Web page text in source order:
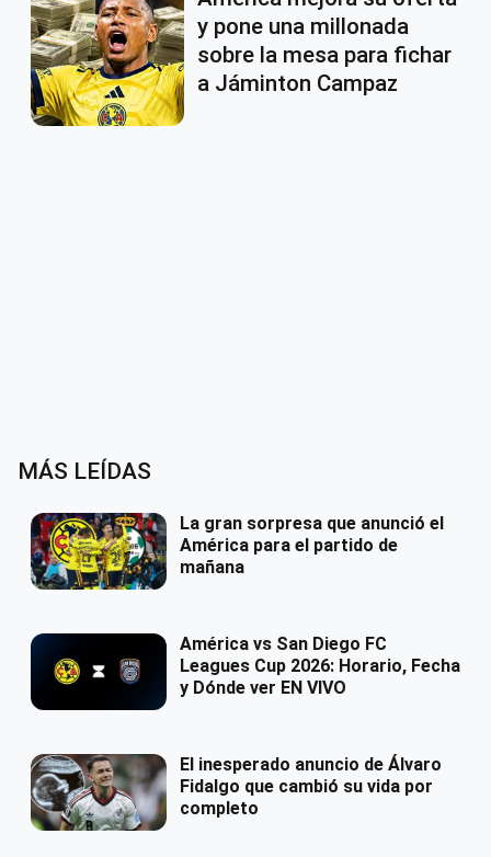
y pone una millonada
sobre la mesa para fichar
a Jáminton Campaz
MÁS LEÍDAS
La gran sorpresa que anunció el
América para el partido de
mañana
América vs San Diego FC
Leagues Cup 2026: Horario, Fecha
y Dónde ver EN VIVO
El inesperado anuncio de Álvaro
Fidalgo que cambió su vida por
completo